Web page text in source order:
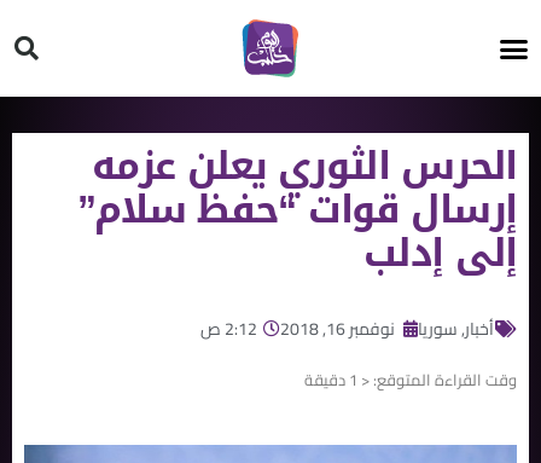
الحرس الثوري يعلن عزمه
إرسال قوات “حفظ سلام”
إلى إدلب
أخبار,سوريا نوفمبر 16, 2018 2:12 ص
وقت القراءة المتوقع:< 1 دقيقة